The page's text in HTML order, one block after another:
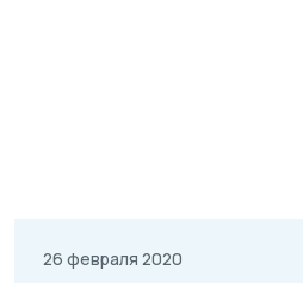
26 февраля 2020